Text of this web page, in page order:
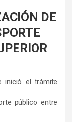
DE
inició el trámite
público entre